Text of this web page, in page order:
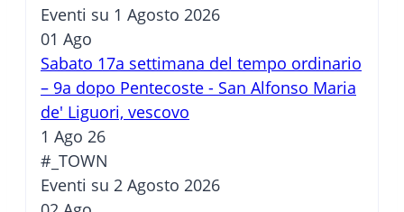
Eventi su 1 Agosto 2026
01 Ago
Sabato 17a settimana del tempo ordinario
– 9a dopo Pentecoste - San Alfonso Maria
de' Liguori, vescovo
1 Ago 26
#_TOWN
Eventi su 2 Agosto 2026